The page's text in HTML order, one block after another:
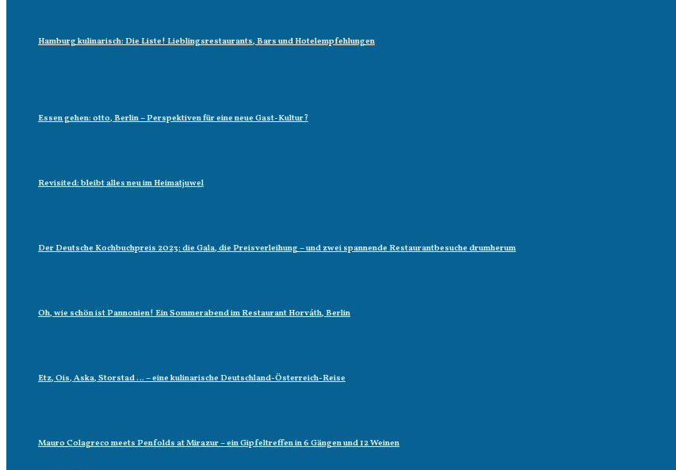
Hamburg kulinarisch: Die Liste! Lieblingsrestaurants, Bars und Hotelempfehlungen
Essen gehen: otto, Berlin – Perspektiven für eine neue Gast-Kultur?
Revisited: bleibt alles neu im Heimatjuwel
Der Deutsche Kochbuchpreis 2023: die Gala, die Preisverleihung – und zwei spannende Restaurantbesuche drumherum
Oh, wie schön ist Pannonien! Ein Sommerabend im Restaurant Horváth, Berlin
Etz, Ois, Aska, Storstad … – eine kulinarische Deutschland-Österreich-Reise
Mauro Colagreco meets Penfolds at Mirazur – ein Gipfeltreffen in 6 Gängen und 12 Weinen